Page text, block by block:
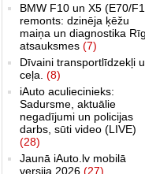
BMW F10 un X5 (E70/
remonts: dzinēja ķēžu
maiņa un diagnostika
atsauksmes (7)
Dīvaini transportlīdzekļi
ceļa. (8)
iAuto aculiecinieks:
Sadursme, aktuālie
negadījumi un policijas
darbs, sūti video (LIVE)
(28)
Jaunā iAuto.lv mobilā
versija 2026 (27)